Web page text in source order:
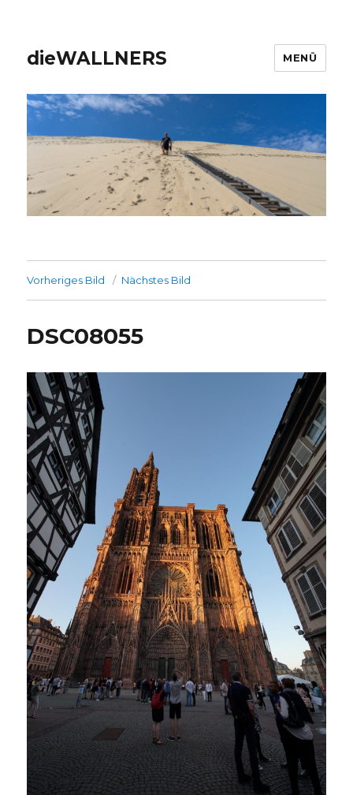
dieWALLNERS MENÜ
Vorheriges Bild Nächstes Bild
DSC08055